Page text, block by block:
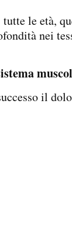
le età,
nei
il